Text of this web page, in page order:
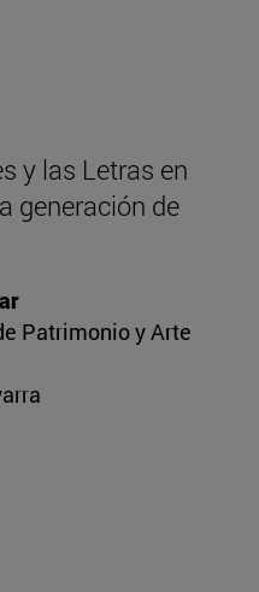
y las Letras en
generación de
Patrimonio y Arte